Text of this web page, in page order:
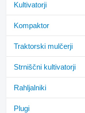
Kultivatorji
Kompaktor
Traktorski mulčerji
Strniščni kultivatorji
Rahljalniki
Plugi